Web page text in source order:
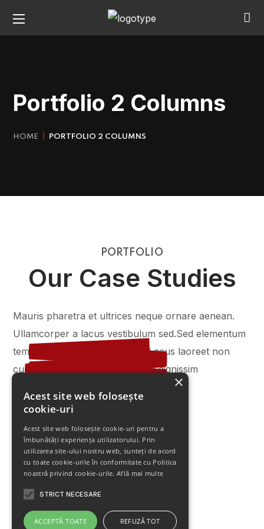
Portfolio 2 Columns
HOME PORTFOLIO 2 COLUMNS
PORTFOLIO
Our Case Studies
Mauris pharetra et ultrices neque ornare aenean.
Ullamcorper a lacus vestibulum sed.Sed elementum
tempus egestas sed sed risus. Lacus laoreet non
curabitur gravida arcu ac tortor dignissim
CLEANING HOUSE
Daily Cleaning
CLEANING
Take Care Of Your Furniture
HOTEL CLEANING SERVICES
Hotel Service
CLEANING HOUSE
Country House Cleaning
Cleaning After Repair
CLEANING
Unique Technologies
×
Acest site web folosește
cookie-uri
Acest site web folosește cookie-uri pentru a
îmbunătăți experiența utilizatorului. Prin
utilizarea site-ului nostru web, sunteți de acord
cu toate cookie-urile în conformitate cu Politica
noastră privind cookie-urile.Află mai multe
STRICT NECESARE
ACCEPTĂ TOATE REFUZĂ TOT